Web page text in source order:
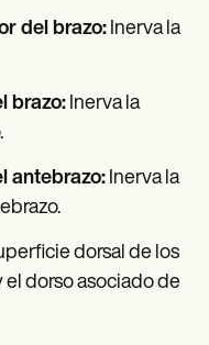
del brazo: Inerva la
brazo: Inerva la
antebrazo: Inerva la
dorsal de los
el dorso asociado de